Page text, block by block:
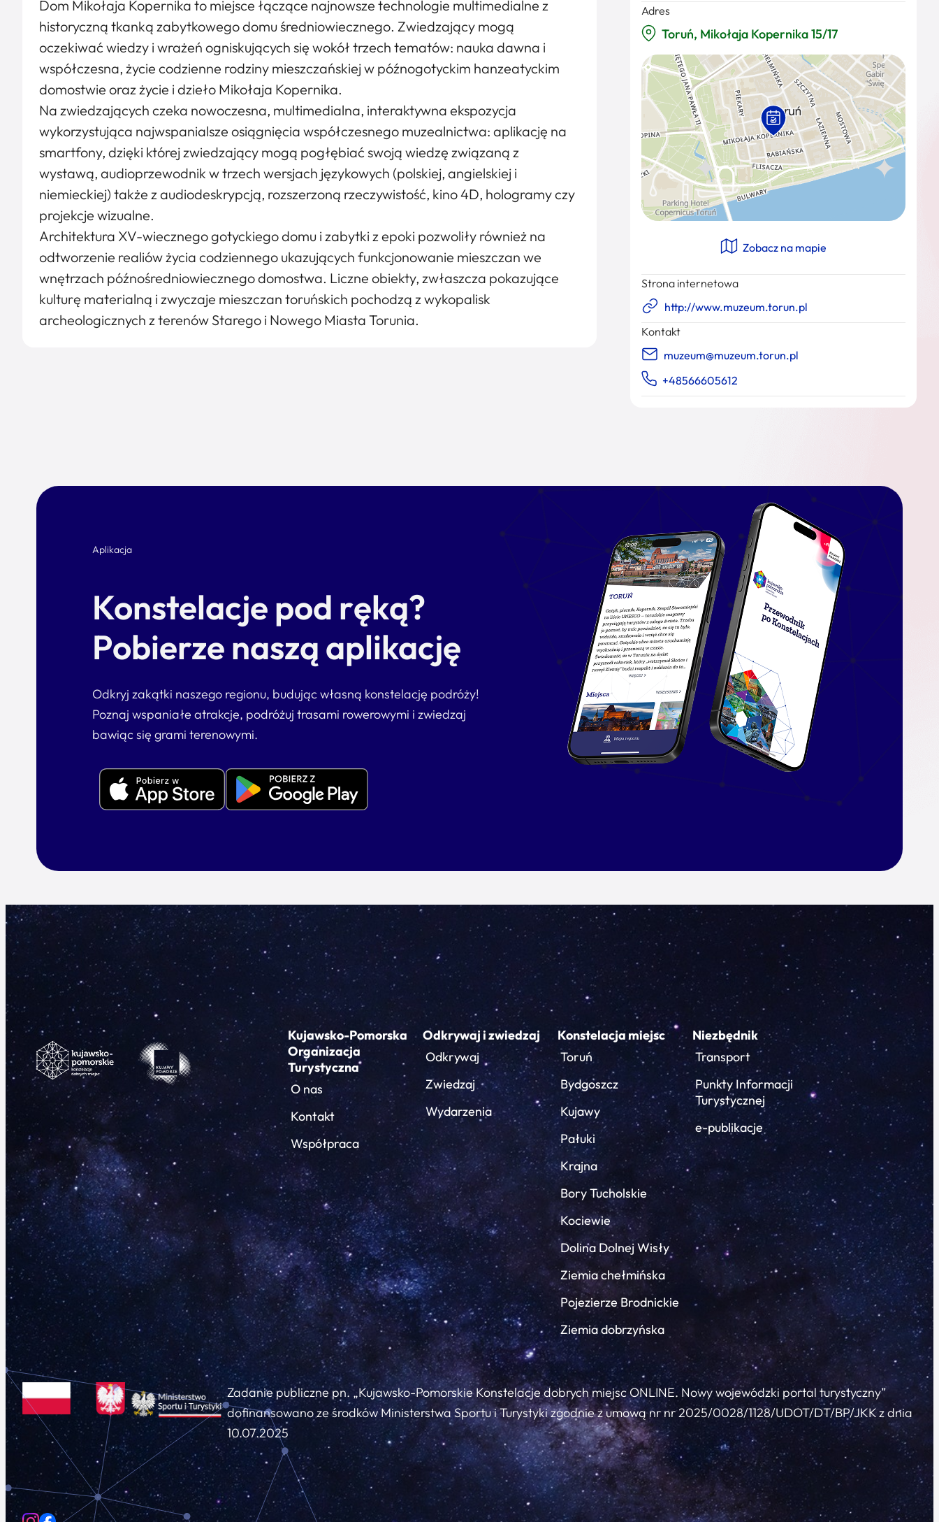
Dom Mikołaja Kopernika to miejsce łączące najnowsze technologie multimedialne z
historyczną tkanką zabytkowego domu średniowiecznego. Zwiedzający mogą
oczekiwać wiedzy i wrażeń ogniskujących się wokół trzech tematów: nauka dawna i
współczesna, życie codzienne rodziny mieszczańskiej w późnogotyckim hanzeatyckim
domostwie oraz życie i dzieło Mikołaja Kopernika.
Na zwiedzających czeka nowoczesna, multimedialna, interaktywna ekspozycja
wykorzystująca najwspanialsze osiągnięcia współczesnego muzealnictwa: aplikację na
smartfony, dzięki której zwiedzający mogą pogłębiać swoją wiedzę związaną z
wystawą, audioprzewodnik w trzech wersjach językowych (polskiej, angielskiej i
niemieckiej) także z audiodeskrypcją, rozszerzoną rzeczywistość, kino 4D, hologramy czy
projekcje wizualne.
Architektura XV-wiecznego gotyckiego domu i zabytki z epoki pozwoliły również na
odtworzenie realiów życia codziennego ukazujących funkcjonowanie mieszczan we
wnętrzach późnośredniowiecznego domostwa. Liczne obiekty, zwłaszcza pokazujące
kulturę materialną i zwyczaje mieszczan toruńskich pochodzą z wykopalisk
archeologicznych z terenów Starego i Nowego Miasta Torunia.
Adres
Toruń, Mikołaja Kopernika 15/17
Zobacz na mapie
Strona internetowa
http://www.muzeum.torun.pl
Kontakt
muzeum@muzeum.torun.pl
+48566605612
Aplikacja
Konstelacje pod ręką?
Pobierze naszą aplikację
Odkryj zakątki naszego regionu, budując własną konstelację podróży!
Poznaj wspaniałe atrakcje, podróżuj trasami rowerowymi i zwiedzaj
bawiąc się grami terenowymi.
Kujawsko-Pomorska
Organizacja
Turystyczna
O nas
Kontakt
Współpraca
Odkrywaj i zwiedzaj
Odkrywaj
Zwiedzaj
Wydarzenia
Konstelacja miejsc
Toruń
Bydgoszcz
Kujawy
Pałuki
Krajna
Bory Tucholskie
Kociewie
Dolina Dolnej Wisły
Ziemia chełmińska
Pojezierze Brodnickie
Ziemia dobrzyńska
Niezbędnik
Transport
Punkty Informacji
Turystycznej
e-publikacje
Zadanie publiczne pn. „Kujawsko-Pomorskie Konstelacje dobrych miejsc ONLINE. Nowy wojewódzki portal turystyczny”
dofinansowano ze środków Ministerstwa Sportu i Turystyki zgodnie z umową nr nr 2025/0028/1128/UDOT/DT/BP/JKK z dnia
10.07.2025